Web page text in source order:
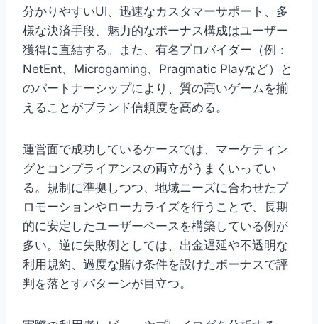
分かりやすいUI、迅速なカスタマーサポート、多
様な決済手段、魅力的なボーナス構成はユーザー
獲得に直結する。また、有名プロバイダー（例：
NetEnt、Microgaming、Pragmatic Playなど）と
のパートナーシップにより、質の高いゲームを揃
えることがブランド信頼度を高める。
運営面で成功しているケースでは、マーケティン
グとコンプライアンスの両立がうまくいってい
る。規制に準拠しつつ、地域ニーズに合わせたプ
ロモーションやローカライズを行うことで、長期
的に安定したユーザーベースを構築している例が
多い。逆に失敗例としては、出金遅延や不透明な
利用規約、過度な賭け条件を設けたボーナスで評
判を落とすパターンが目立つ。